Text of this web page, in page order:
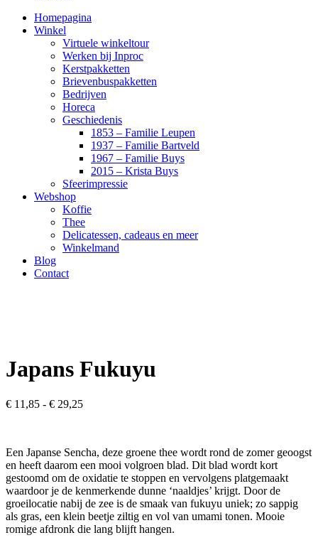
Homepagina
Winkel
Virtuele winkeltour
Werken bij Inproc
Kerstpakketten
Brievenbuspakketten
Bedrijven
Horeca
Geschiedenis
1853 – Familie Leupen
1937 – Familie Bartveld
1967 – Familie Buys
2015 – Krista Buys
Sfeerimpressie
Webshop
Koffie
Thee
Delicatessen, cadeaus en meer
Winkelmand
Blog
Contact
Japans Fukuyu
€ 11,85 - € 29,25Prijsklasse:
Een Japanse Sencha, deze groene thee wordt rond de zomer geoogst
en heeft daarom een mooi volgroen blad. Dit blad wordt kort
gestoomd om de oxidatie te stoppen en vervolgens platgemaakt
waardoor je de kenmerkende dunne ‘naaldjes’ krijgt. Door de
groeilocatie nabij de zee is de smaak van fukuyu uniek; zo sappig
als gras, een klein beetje ziltig en vol van umami tonen. Mooie
romige afdronk die lang blijft hangen.